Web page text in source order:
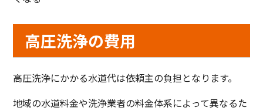
高圧洗浄の費用
高圧洗浄にかかる水道代は依頼主の負担となります。
地域の水道料金や洗浄業者の料金体系によって異なるた